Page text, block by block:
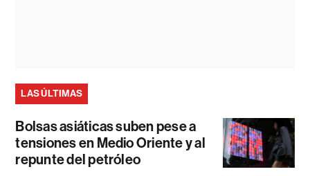
LAS ÚLTIMAS
Bolsas asiáticas suben pese a
tensiones en Medio Oriente y al
repunte del petróleo